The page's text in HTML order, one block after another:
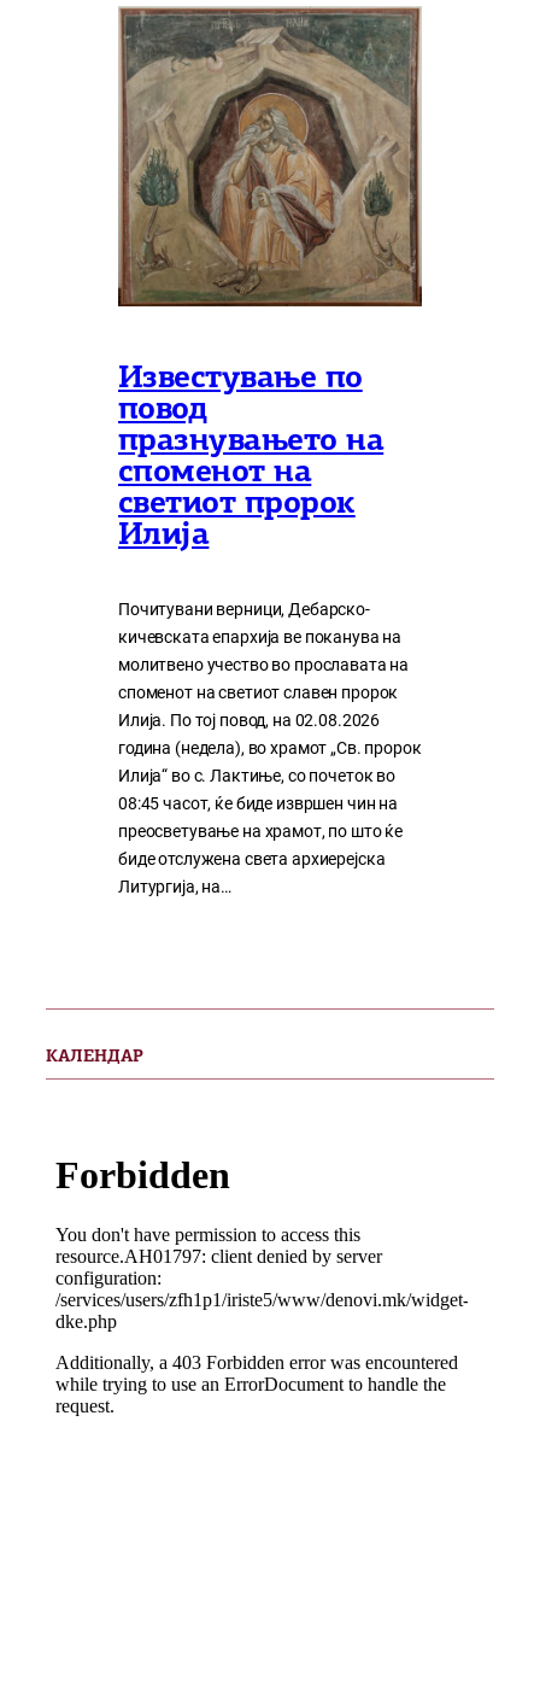
Известување по
повод
празнувањето на
споменот на
светиот пророк
Илија
Почитувани верници, Дебарско-
кичевската епархија ве поканува на
молитвено учество во прославата на
споменот на светиот славен пророк
Илија. По тој повод, на 02.08.2026
година (недела), во храмот „Св. пророк
Илија“ во с. Лактиње, со почеток во
08:45 часот, ќе биде извршен чин на
преосветување на храмот, по што ќе
биде отслужена света архиерејска
Литургија, на…
КАЛЕНДАР